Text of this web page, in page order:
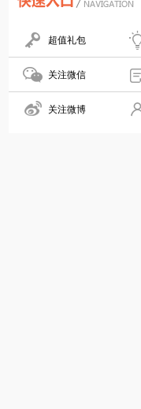
超值礼包
关注微信
关注微博